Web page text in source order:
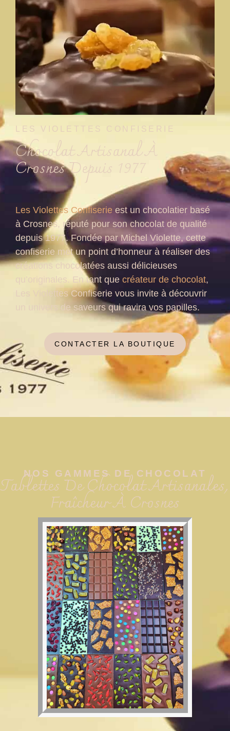
LES VIOLETTES CONFISERIE
Chocolat Artisanal À
Crosnes Depuis 1977
Les Violettes Confiserie est un chocolatier basé
à Crosnes, réputé pour son chocolat de qualité
depuis 1977. Fondée par Michel Violette, cette
confiserie met un point d’honneur à réaliser des
créations chocolatées aussi délicieuses
qu’originales. En tant que créateur de chocolat,
Les Violettes Confiserie vous invite à découvrir
un univers de saveurs qui ravira vos papilles.
CONTACTER LA BOUTIQUE
NOS GAMMES DE CHOCOLAT
Tablettes De Chocolat Artisanales,
Fraîcheur À Crosnes